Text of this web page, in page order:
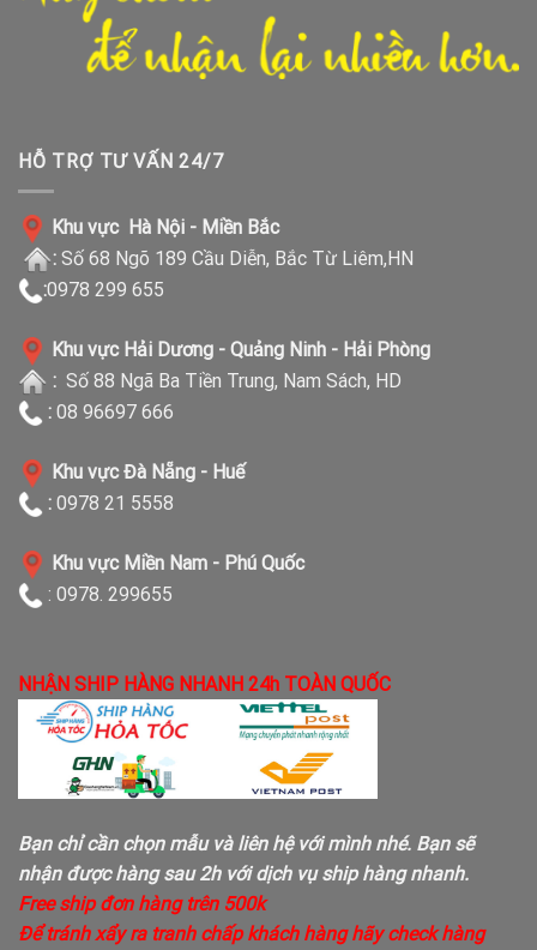
HỖ TRỢ TƯ VẤN 24/7
Khu vực Hà Nội - Miền Bắc
: Số 68 Ngõ 189 Cầu Diễn, Bắc Từ Liêm,HN
:0978 299 655
Khu vực Hải Dương - Quảng Ninh - Hải Phòng
: Số 88 Ngã Ba Tiền Trung, Nam Sách, HD
: 08 96697 666
Khu vực Đà Nẵng - Huế
: 0978 21 5558
Khu vực Miền Nam - Phú Quốc
: 0978. 299655
NHẬN SHIP HÀNG NHANH 24h TOÀN QUỐC
Bạn chỉ cần chọn mẫu và liên hệ với mình nhé. Bạn sẽ
nhận được hàng sau 2h với dịch vụ ship hàng nhanh.
Free ship đơn hàng trên 500k
Để tránh xẩy ra tranh chấp khách hàng hãy check hàng